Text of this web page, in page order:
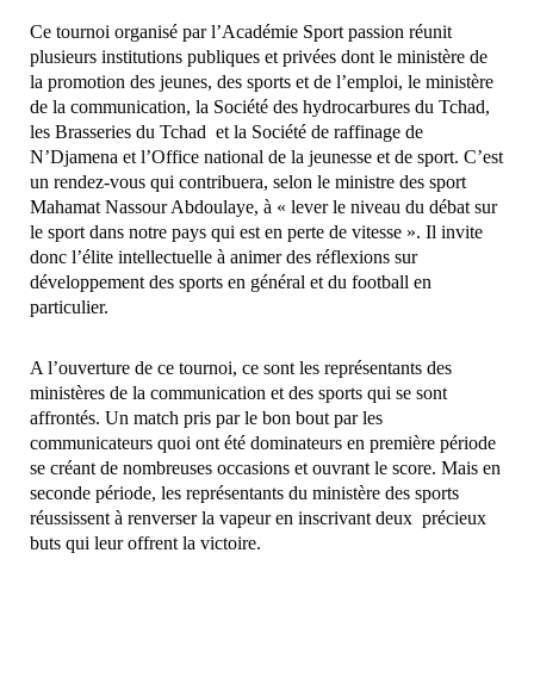
Ce tournoi organisé par l’Académie Sport passion réunit
plusieurs institutions publiques et privées dont le ministère de
la promotion des jeunes, des sports et de l’emploi, le ministère
de la communication, la Société des hydrocarbures du Tchad,
les Brasseries du Tchad et la Société de raffinage de
N’Djamena et l’Office national de la jeunesse et de sport. C’est
un rendez-vous qui contribuera, selon le ministre des sport
Mahamat Nassour Abdoulaye, à « lever le niveau du débat sur
le sport dans notre pays qui est en perte de vitesse ». Il invite
donc l’élite intellectuelle à animer des réflexions sur
développement des sports en général et du football en
particulier.
A l’ouverture de ce tournoi, ce sont les représentants des
ministères de la communication et des sports qui se sont
affrontés. Un match pris par le bon bout par les
communicateurs quoi ont été dominateurs en première période
se créant de nombreuses occasions et ouvrant le score. Mais en
seconde période, les représentants du ministère des sports
réussissent à renverser la vapeur en inscrivant deux précieux
buts qui leur offrent la victoire.